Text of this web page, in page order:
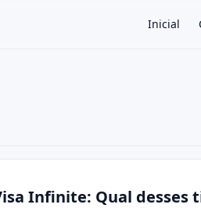
Inicial
Infinite: Qual